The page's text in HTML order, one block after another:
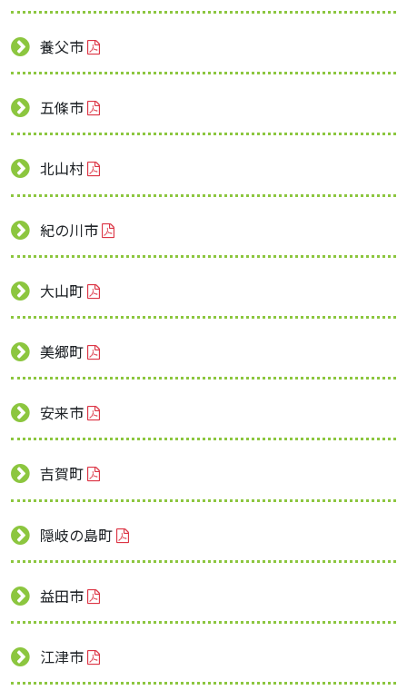
養父市
五條市
北山村
紀の川市
大山町
美郷町
安来市
吉賀町
隠岐の島町
益田市
江津市